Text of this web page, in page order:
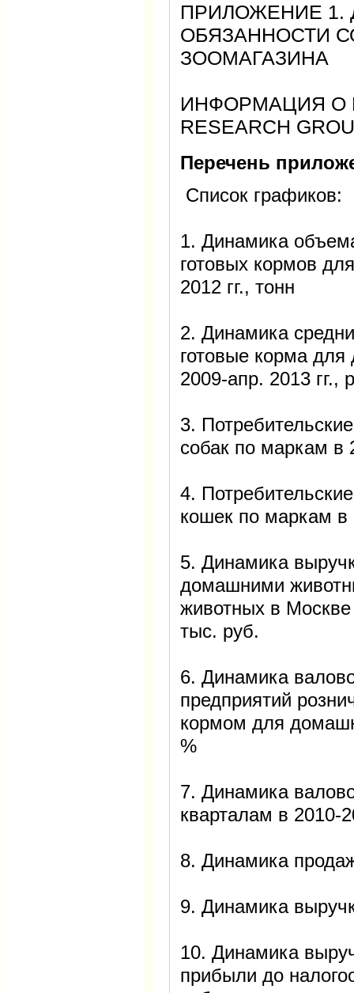
ПРИЛОЖЕНИЕ
ОБЯЗАННОСТИ
ЗООМАГАЗИНА
ИНФОРМАЦИЯ О
RESEARCH
Перечень
Список графиков:
1. Динамика
готовых кормов
2012 гг., тонн
2. Динамика
готовые корма
2009-апр. 2013 гг.,
3.
собак по маркам в
4.
кошек по маркам в
5. Динамика
домашними
животных в Москве
тыс. руб.
6. Динамика
предприятий
кормом для
%
7. Динамика
кварталам в 2010-
8. Динамика
9. Динамика
10. Динамика
прибыли до